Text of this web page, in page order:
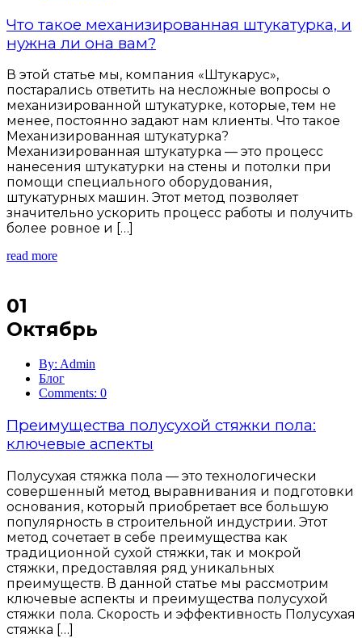
Что такое механизированная штукатурка, и
нужна ли она вам?
В этой статье мы, компания «Штукарус»,
постарались ответить на несложные вопросы о
механизированной штукатурке, которые, тем не
менее, постоянно задают нам клиенты. Что такое
Механизированная штукатурка?
Механизированная штукатурка — это процесс
нанесения штукатурки на стены и потолки при
помощи специального оборудования,
штукатурных машин. Этот метод позволяет
значительно ускорить процесс работы и получить
более ровное и […]
read more
01
Октябрь
By: Admin
Блог
Comments: 0
Преимущества полусухой стяжки пола:
ключевые аспекты
Полусухая стяжка пола — это технологически
совершенный метод выравнивания и подготовки
основания, который приобретает все большую
популярность в строительной индустрии. Этот
метод сочетает в себе преимущества как
традиционной сухой стяжки, так и мокрой
стяжки, предоставляя ряд уникальных
преимуществ. В данной статье мы рассмотрим
ключевые аспекты и преимущества полусухой
стяжки пола. Скорость и эффективность Полусухая
стяжка […]